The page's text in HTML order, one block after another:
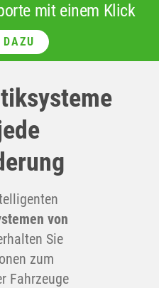
mit einem Klick
DAZU
von
Sie
zum
Fahrzeuge